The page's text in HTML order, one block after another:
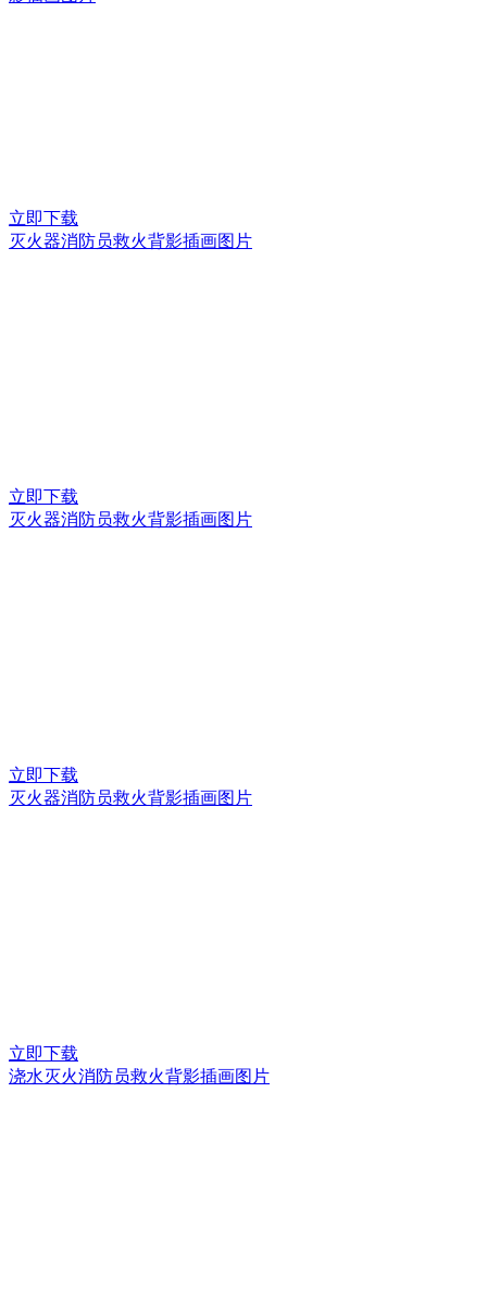
立即下载
灭火器消防员救火背影插画图片
立即下载
灭火器消防员救火背影插画图片
立即下载
灭火器消防员救火背影插画图片
立即下载
浇水灭火消防员救火背影插画图片